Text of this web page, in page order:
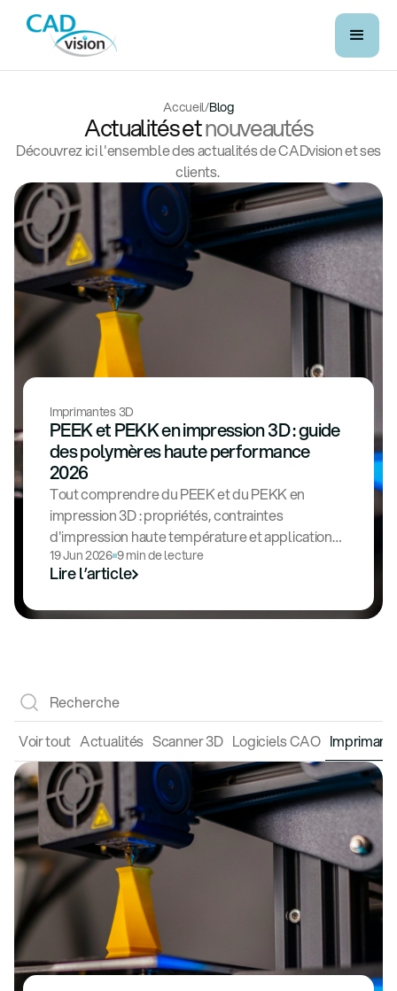
Accueil/Blog
Actualités etnouveautés
Découvrez ici l'ensemble des actualités de CADvision et ses
clients.
Imprimantes 3D
PEEK et PEKK en impression 3D : guide
des polymères haute performance
2026
Tout comprendre du PEEK et du PEKK en
impression 3D : propriétés, contraintes
d'impression haute température et applications
industrielles.
19 Jun 2026 9 min de lecture
Lire l’article
Voir tout Actualités Scanner 3D Logiciels CAO